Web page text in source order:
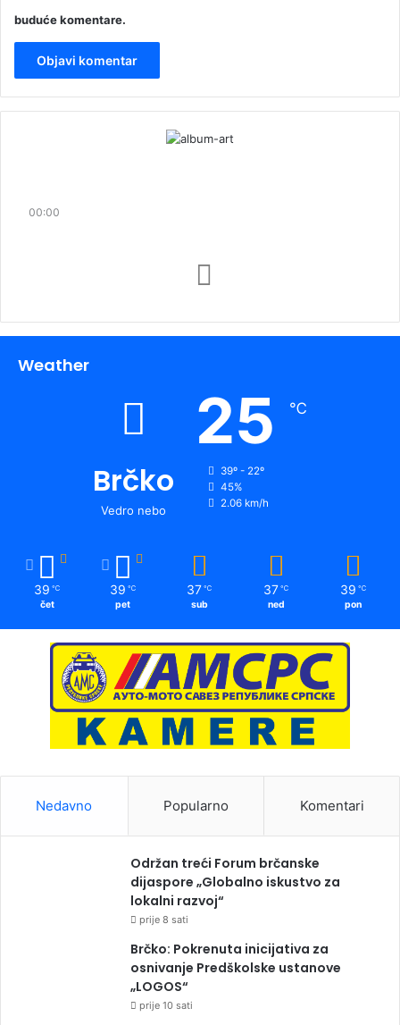
buduće komentare.
00:00
Weather
Brčko
Vedro nebo
25 ℃
39º - 22º
45%
2.06 km/h
39 ℃
čet
39 ℃
pet
37 ℃
sub
37 ℃
ned
39 ℃
pon
Nedavno Popularno Komentari
Održan treći Forum brčanske
dijaspore „Globalno iskustvo za
lokalni razvoj“
prije 8 sati
Brčko: Pokrenuta inicijativa za
osnivanje Predškolske ustanove
„LOGOS“
prije 10 sati